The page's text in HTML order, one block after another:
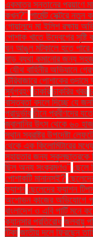
একমাত্র সন্তানের প্রয়াণে
কখন?" গার্মেন্ট সেক্টরে
গোয়ালন্দে মা ইলিশ রক্ষায়
পোশাক খাতে উদ্বেগের সৃষ্টি
ঘন আঙুল মটকালে হতে পারে
ঘাড় ব্যথা কমানোর জন্য সহজ
: যৌথ বাহিনীর অভিযানে
টেরিবাজারে পোশাকের
সূর্যগ্রহণ চাকরি চাকরির খবর
বাস্তবতা বদলে দিচ্ছে যে
প্রাদুর্ভাব চীনে প্রবীণদের
জ্বালানির উৎস থেকে ৬০
স্থান স্বরাষ্ট্র উপদেষ্টা
থেকে এক কিলোমিটারের
সহায়তার জন্য স্কুলছাত্রকে
ছিল অন্য সংক্রমণও" ছেলে
পোশাকটি মানানসই?
ফ্যাশন ছেলেদের ফ্যাশন
অশোভন কাজের অভিযোগে
বাংলাদেশ ও এবি পার্টি মনে
ক্যানসার প্রতিরোধ জলবায়ু
টিকা জাতীয় দলে ফিরছেন